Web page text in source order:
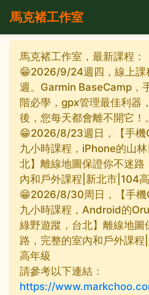
馬克褚工作室
馬克褚工作室，最新課程：
😁2026/9/24週四，線上課
週。Garmin BaseCamp，
階必學，gpx管理最佳利器
後，您每天都會離不開它！。
😁2026/8/23週日，【手機
九小時課程，iPhone的山林
北】離線地圖保證你不迷路
內和戶外課程|新北市|104
😁2026/8/30周日，【手機
九小時課程，Android的
綠野遊蹤，台北】離線地圖
路，完整的室內和戶外課
高年級
請參考以下連結：
https://